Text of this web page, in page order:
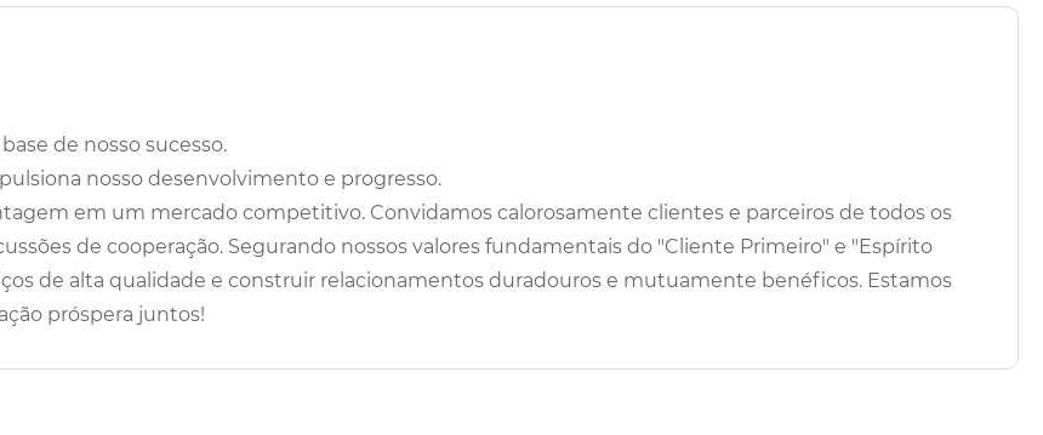
de nosso sucesso.
nosso desenvolvimento e progresso.
em um mercado competitivo. Convidamos calorosamente clientes e parceiros de todos os
de cooperação. Segurando nossos valores fundamentais do "Cliente Primeiro" e "Espírito
de alta qualidade e construir relacionamentos duradouros e mutuamente benéficos. Estamos
próspera juntos!